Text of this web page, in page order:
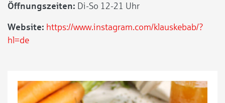
Öffnungszeiten: Di-So 12-21 Uhr
Website: https://www.instagram.com/klauskebab/?
hl=de